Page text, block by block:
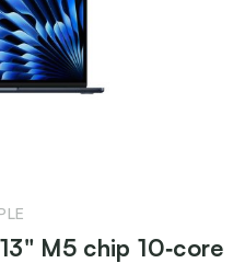
M5 chip 10‑core